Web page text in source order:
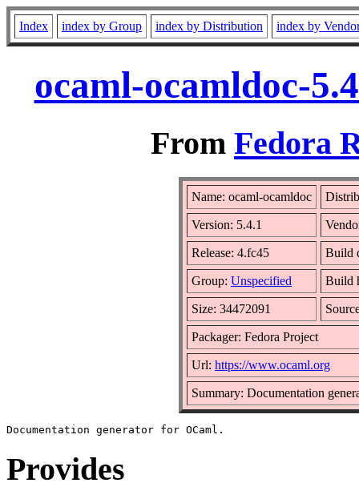
Index index by Group index by Distribution index by
ocaml-ocamldoc-
From Fedora
Name: ocaml-ocamldoc
Version: 5.4.1
Release: 4.fc45 Build
Group: Unspecified Build
Size: 34472091
Packager: Fedora Project
Url: https://www.ocaml.org
Summary: Documentation
Provides